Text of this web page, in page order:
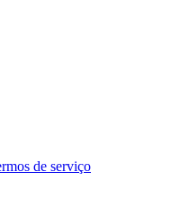
de serviço